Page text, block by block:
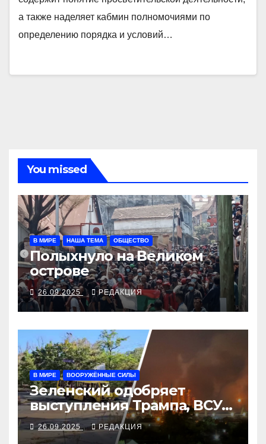
а также наделяет кабмин полномочиями по
определению порядка и условий…
You missed
В МИРЕ НАША ТЕМА ОБЩЕСТВО
Полыхнуло на Великом
острове
26.09.2025 РЕДАКЦИЯ
В МИРЕ ВООРУЖЁННЫЕ СИЛЫ
Зеленский одобряет
выступления Трампа, ВСУ
закрыли Добропольский
рубеж
26.09.2025 РЕДАКЦИЯ